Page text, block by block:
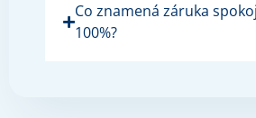
Co znamená záruka
100%?